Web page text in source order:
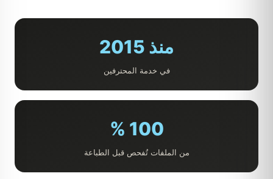
منذ 2015
في خدمة المحترفين
100 %
من الملفات تُفحص قبل الطباعة